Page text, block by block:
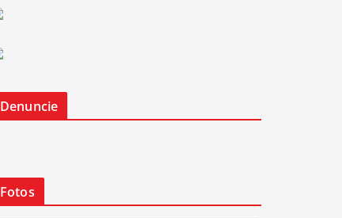
Denuncie
Fotos